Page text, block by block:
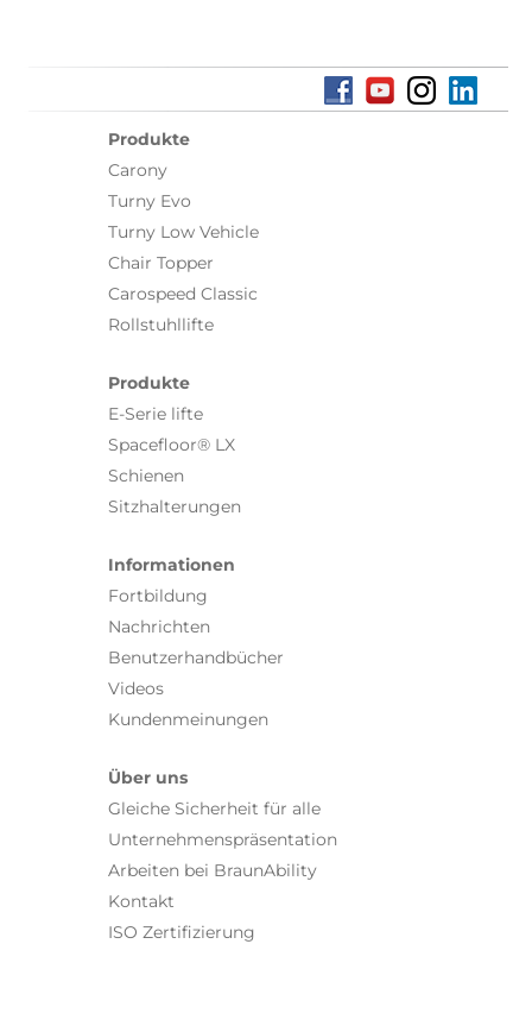
Produkte
Carony
Turny Evo
Turny Low Vehicle
Chair Topper
Carospeed Classic
Rollstuhllifte
Produkte
E-Serie lifte
Spacefloor® LX
Schienen
Sitzhalterungen
Informationen
Fortbildung
Nachrichten
Benutzerhandbücher
Videos
Kundenmeinungen
Über uns
Gleiche Sicherheit für alle
Unternehmenspräsentation
Arbeiten bei BraunAbility
Kontakt
ISO Zertifizierung